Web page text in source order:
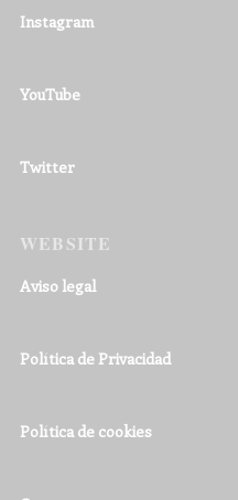
Instagram
YouTube
Twitter
WEBSITE
Aviso legal
Política de Privacidad
Política de cookies